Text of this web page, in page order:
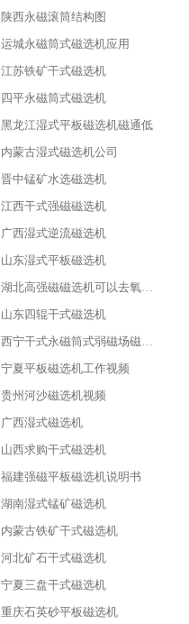
陕西永磁滚筒结构图
运城永磁筒式磁选机应用
江苏铁矿干式磁选机
四平永磁筒式磁选机
黑龙江湿式平板磁选机磁通低
内蒙古湿式磁选机公司
晋中锰矿水选磁选机
江西干式强磁磁选机
广西湿式逆流磁选机
山东湿式平板磁选机
湖北高强磁磁选机可以去氧化铝
山东四辊干式磁选机
西宁干式永磁筒式弱磁场磁选机结构图
宁夏平板磁选机工作视频
贵州河沙磁选机视频
广西湿式磁选机
山西求购干式磁选机
福建强磁平板磁选机说明书
湖南湿式锰矿磁选机
内蒙古铁矿干式磁选机
河北矿石干式磁选机
宁夏三盘干式磁选机
重庆石英砂平板磁选机